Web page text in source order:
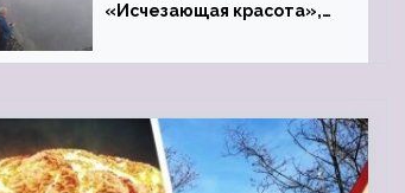
«Исчезающая красота»,